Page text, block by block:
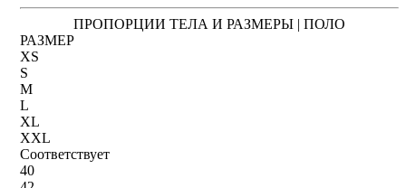
ПРОПОРЦИИ ТЕЛА И РАЗМЕРЫ | ПОЛО
РАЗМЕР
XS
S
M
L
XL
XXL
Соответствует
40